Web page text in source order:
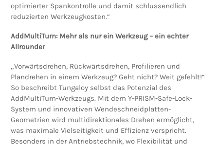
optimierter Spankontrolle und damit schlussendlich
reduzierten Werkzeugkosten.“
AddMultiTurn: Mehr als nur ein Werkzeug – ein echter
Allrounder
„Vorwärtsdrehen, Rückwärtsdrehen, Profilieren und
Plandrehen in einem Werkzeug? Geht nicht? Weit gefehlt!“
So beschreibt Tungaloy selbst das Potenzial des
AddMultiTurn-Werkzeugs. Mit dem Y-PRISM-Safe-Lock-
System und innovativen Wendeschneidplatten-
Geometrien wird multidirektionales Drehen ermöglicht,
was maximale Vielseitigkeit und Effizienz verspricht.
Besonders in der Antriebstechnik, wo Flexibilität und